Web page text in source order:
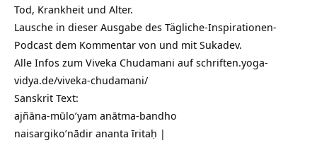
Tod, Krankheit und Alter.
Lausche in dieser Ausgabe des Tägliche-Inspirationen-
Podcast dem Kommentar von und mit Sukadev.
Alle Infos zum Viveka Chudamani aufschriften.yoga-
vidya.de/viveka-chudamani/
Sanskrit Text:
ajñāna-mūlo’yam anātma-bandho
naisargiko’nādir ananta īritaḥ |